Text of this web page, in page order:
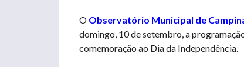
O Observatório Municipal de
domingo, 10 de setembro, a
comemoração ao Dia da Independência.